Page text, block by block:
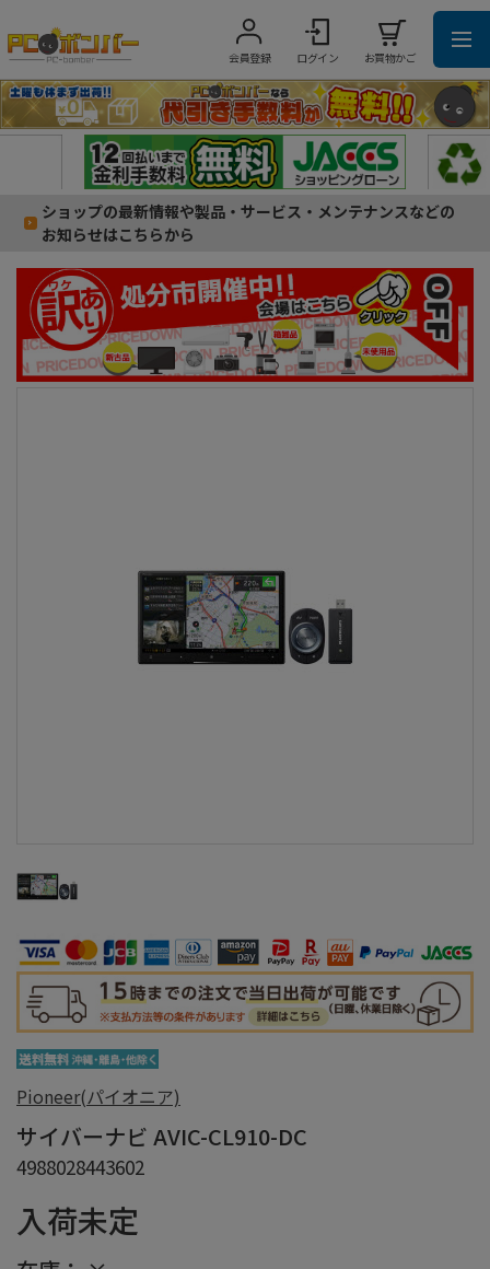
会員登録 ログイン お買物かご
ショップの最新情報や製品・サービス・メンテナンスなどの
お知らせはこちらから
Pioneer(パイオニア)
サイバーナビ AVIC-CL910-DC
4988028443602
入荷未定